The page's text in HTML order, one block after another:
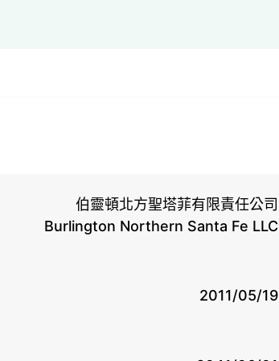
伯靈頓北方聖塔菲有限責任公司
Burlington Northern Santa Fe LLC
2011/05/19